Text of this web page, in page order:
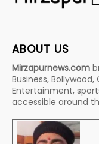
ABOUT US
Mirzapurnews.com
Business,
Entertainment,
accessible around